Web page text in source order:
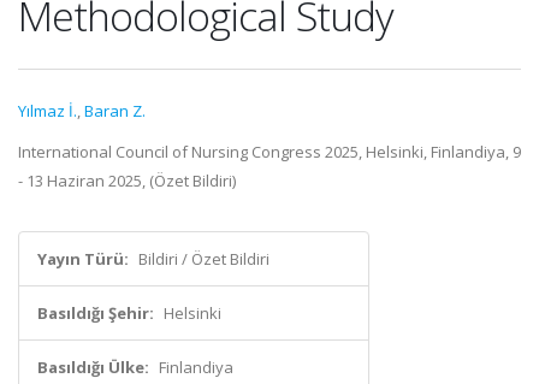
Methodological Study
Yılmaz İ.,Baran Z.
International Council of Nursing Congress 2025, Helsinki, Finlandiya, 9
- 13 Haziran 2025, (Özet Bildiri)
Yayın Türü: Bildiri / Özet Bildiri
Basıldığı Şehir: Helsinki
Basıldığı Ülke: Finlandiya